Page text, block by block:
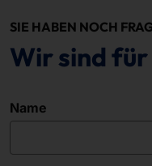
SIE HABEN NOCH
Wir sind für
Name